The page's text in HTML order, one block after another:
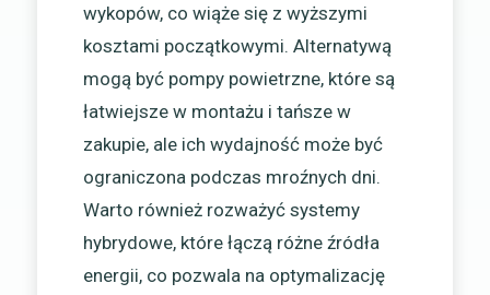
wykopów, co wiąże się z wyższymi
kosztami początkowymi. Alternatywą
mogą być pompy powietrzne, które są
łatwiejsze w montażu i tańsze w
zakupie, ale ich wydajność może być
ograniczona podczas mroźnych dni.
Warto również rozważyć systemy
hybrydowe, które łączą różne źródła
energii, co pozwala na optymalizację